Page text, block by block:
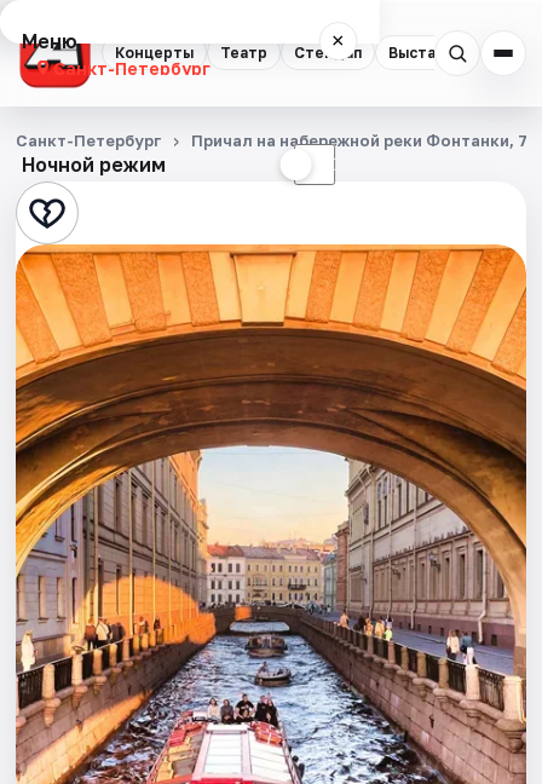
Концерты Театр Стендап Выставки
Меню ×
Санкт-Петербург
Концерты
Театр
Стендап
Выставки
Квесты
Экскурсии
Спорт
События
Города
Площадки
Артисты
Рейтинги
Ночной режим ☾
Санкт-Петербург Причал на набережной реки Фонтанки, 71